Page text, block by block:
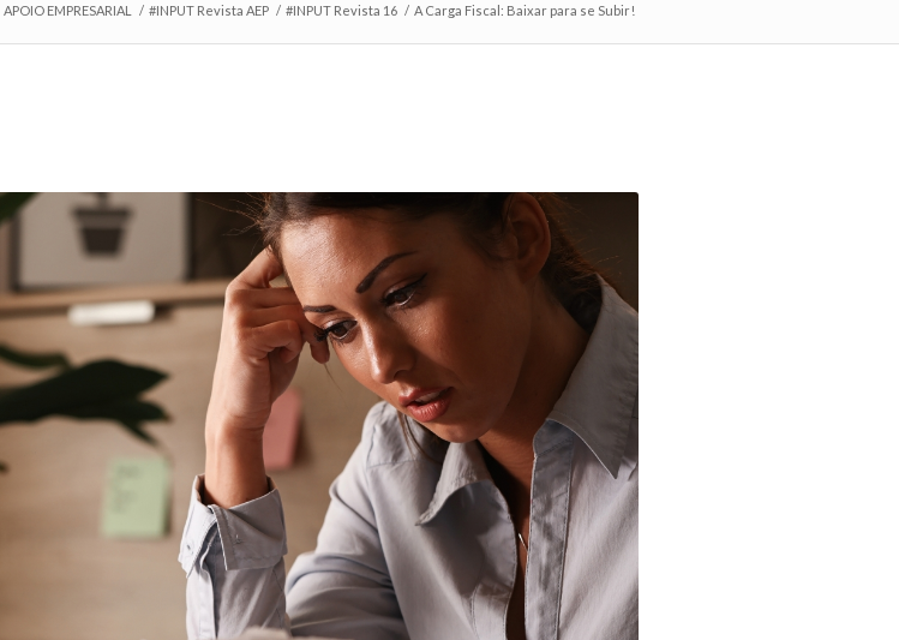
APOIO EMPRESARIAL / #INPUT Revista AEP / #INPUT Revista 16 / A Carga Fiscal: Baixar para se Subir!